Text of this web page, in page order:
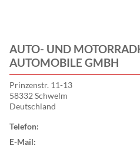
AUTO- UND
AUTOMOBILE GMBH
Prinzenstr. 11-13
58332 Schwelm
Deutschland
Telefon:
E-Mail: